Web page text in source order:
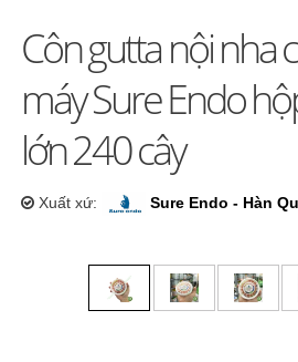
Côn gutta nội nha
máy Sure Endo
lớn 240 cây
Xuất xứ: Sure Endo - Hàn